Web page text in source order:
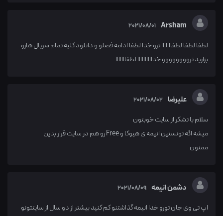
Arsham
2021/08/01
لطفا لطفا لطفااااااا ترو خدا لطفا ادامه فصلو و دانلود کلیه تمام سریال هارو
بزارید تروووووووو خداااااااااا لطفااااااا
علیرضا 2021/08/02
سلام با تشکر از سایت خوبتون
میشه اگه تونستین انیمه ی هیوکا و Free رو هم در سایت قرار بدین
ممنون
دشمن انیمه 2021/08/09
اپ تی وی جان تورو خدا انیمه گذاشتنو کم کنید بیشتر از دو سال از سایتتونو